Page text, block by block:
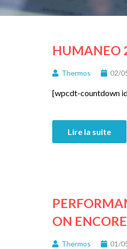
HUMANEO
Thermos 02/
[wpcdt-countdown
Lire la suite
ON
Thermos 01/